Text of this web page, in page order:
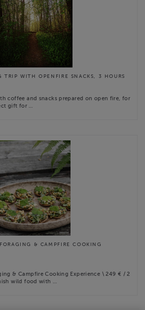
TRIP WITH OPENFIRE SNACKS, 3 HOURS
coffee and snacks prepared on open fire, for
gift for …
& CAMPFIRE COOKING
& Campfire Cooking Experience \ 249 € / 2
wild food with …